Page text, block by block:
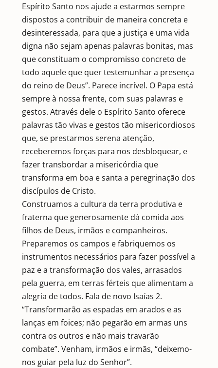
Espírito Santo nos ajude a estarmos sempre
dispostos a contribuir de maneira concreta e
desinteressada, para que a justiça e uma vida
digna não sejam apenas palavras bonitas, mas
que constituam o compromisso concreto de
todo aquele que quer testemunhar a presença
do reino de Deus”. Parece incrível. O Papa está
sempre à nossa frente, com suas palavras e
gestos. Através dele o Espírito Santo oferece
palavras tão vivas e gestos tão misericordiosos
que, se prestarmos serena atenção,
receberemos forças para nos desbloquear, e
fazer transbordar a misericórdia que
transforma em boa e santa a peregrinação dos
discípulos de Cristo.
Construamos a cultura da terra produtiva e
fraterna que generosamente dá comida aos
filhos de Deus, irmãos e companheiros.
Preparemos os campos e fabriquemos os
instrumentos necessários para fazer possível a
paz e a transformação dos vales, arrasados
pela guerra, em terras férteis que alimentam a
alegria de todos. Fala de novo Isaías 2.
“Transformarão as espadas em arados e as
lanças em foices; não pegarão em armas uns
contra os outros e não mais travarão
combate”. Venham, irmãos e irmãs, “deixemo-
nos guiar pela luz do Senhor”.